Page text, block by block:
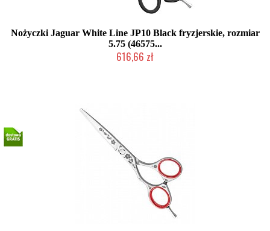
Nożyczki Jaguar White Line JP10 Black fryzjerskie, rozmiar
5.75 (46575...
616,66 zł